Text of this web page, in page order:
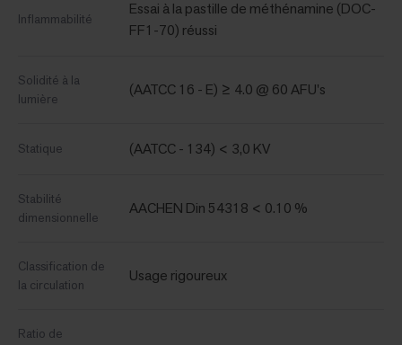
Inflammabilité
Essai à la pastille de méthénamine (DOC-
FF1-70) réussi
Solidité à la
lumière
(AATCC 16 - E) ≥ 4.0 @ 60 AFU's
Statique (AATCC - 134) < 3,0 KV
Stabilité
dimensionnelle
AACHEN Din 54318 < 0.10 %
Classification de
la circulation
Usage rigoureux
Ratio de